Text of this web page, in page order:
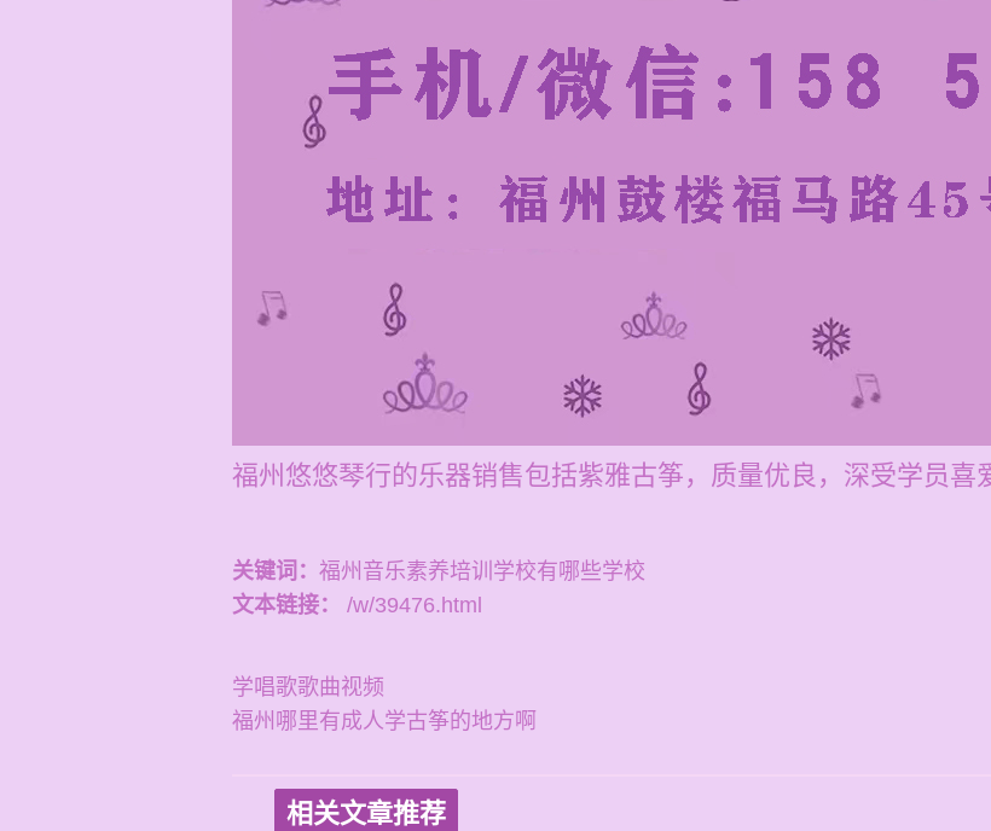
福州悠悠琴行的乐器销售包括紫雅古筝，质量优良，深受学员喜
关键词： 福州音乐素养培训学校有哪些学校
文本链接：
/w/39476.html
学唱歌歌曲视频
福州哪里有成人学古筝的地方啊
相关文章推荐